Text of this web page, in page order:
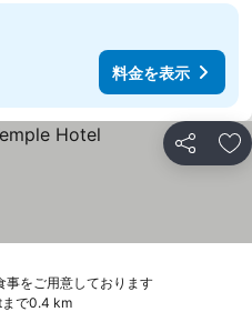
料金を表示
シェア お
事をご用意しております料金を表示
を表示
で0.4 km